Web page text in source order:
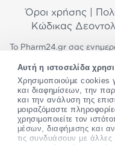
Αυτή η ιστοσελίδα
Χρησιμοποιούμε cookies
και διαφημίσεων, την
και την ανάλυση της
μοιραζόμαστε
χρησιμοποιείτε τον
μέσων, διαφήμισης και
τις συνδυάσουν με άλλες
Όροι χρήσης
Κώδικας
Το Pharm24.gr σας
προορίζονται για την
νόσου.
θηλάζετε,
αντιμετωπίζετε
οποιοδήποτε
σας παρέχουμε ακριβείς
που έχετε κάποια